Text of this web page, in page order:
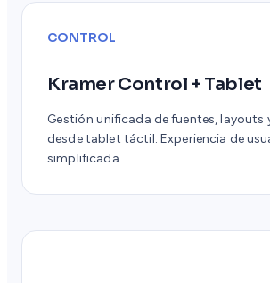
CONTROL
Kramer Control + Tablet
Gestión unificada de fuentes, layouts
desde tablet táctil. Experiencia de
simplificada.